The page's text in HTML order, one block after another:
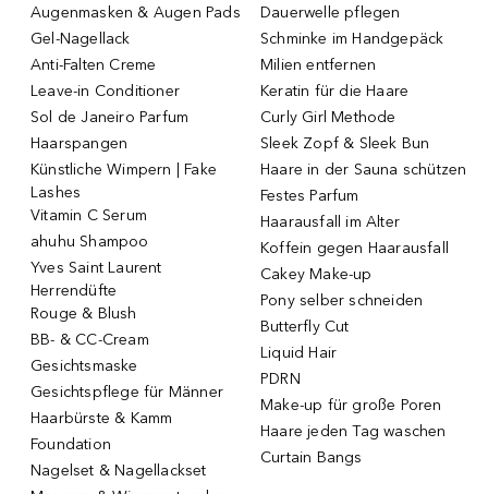
Augenmasken & Augen Pads
Gel-Nagellack
Anti-Falten Creme
Leave-in Conditioner
Sol de Janeiro Parfum
Haarspangen
Künstliche Wimpern | Fake
Lashes
Vitamin C Serum
ahuhu Shampoo
Yves Saint Laurent
Herrendüfte
Rouge & Blush
BB- & CC-Cream
Gesichtsmaske
Gesichtspflege für Männer
Haarbürste & Kamm
Foundation
Nagelset & Nagellackset
Dauerwelle pflegen
Schminke im Handgepäck
Milien entfernen
Keratin für die Haare
Curly Girl Methode
Sleek Zopf & Sleek Bun
Haare in der Sauna schützen
Festes Parfum
Haarausfall im Alter
Koffein gegen Haarausfall
Cakey Make-up
Pony selber schneiden
Butterfly Cut
Liquid Hair
PDRN
Make-up für große Poren
Haare jeden Tag waschen
Curtain Bangs